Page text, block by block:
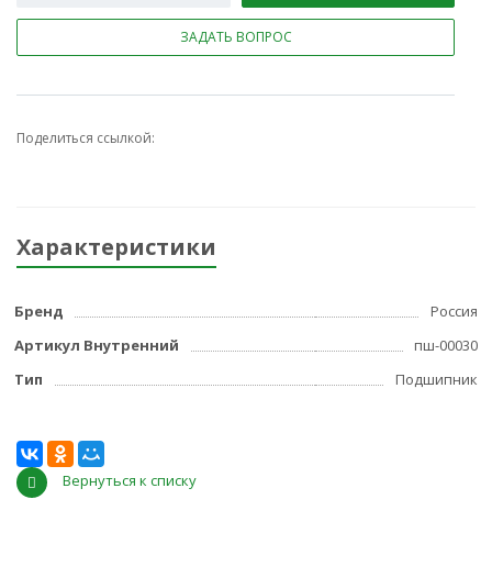
ЗАДАТЬ ВОПРОС
Поделиться ссылкой:
Характеристики
Бренд
Россия
Артикул Внутренний
пш-00030
Тип
Подшипник
Вернуться к списку